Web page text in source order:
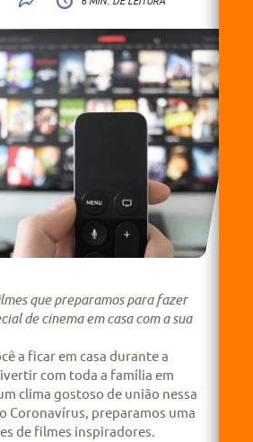
que preparamos para fazer
de cinema em casa com a sua
a ficar em casa durante a
com toda a família em
clima gostoso de união nessa
Coronavírus, preparamos uma
de filmes inspiradores.